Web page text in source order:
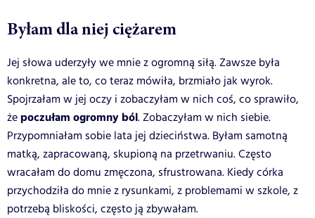
Byłam dla niej ciężarem
Jej słowa uderzyły we mnie z ogromną siłą. Zawsze była
konkretna, ale to, co teraz mówiła, brzmiało jak wyrok.
Spojrzałam w jej oczy i zobaczyłam w nich coś, co sprawiło,
że poczułam ogromny ból. Zobaczyłam w nich siebie.
Przypomniałam sobie lata jej dzieciństwa. Byłam samotną
matką, zapracowaną, skupioną na przetrwaniu. Często
wracałam do domu zmęczona, sfrustrowana. Kiedy córka
przychodziła do mnie z rysunkami, z problemami w szkole, z
potrzebą bliskości, często ją zbywałam.